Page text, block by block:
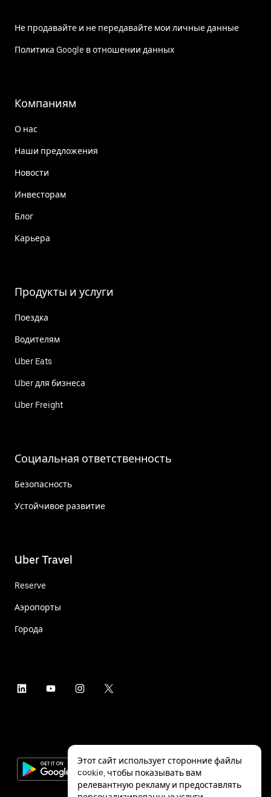
Не продавайте и не передавайте мои личные данные
Политика Google в отношении данных
Компаниям
О нас
Наши предложения
Новости
Инвесторам
Блог
Карьера
Продукты и услуги
Поездка
Водителям
Uber Eats
Uber для бизнеса
Uber Freight
Социальная ответственность
Безопасность
Устойчивое развитие
Uber Travel
Reserve
Аэропорты
Города
Этот сайт использует сторонние файлы
cookie, чтобы показывать вам
релевантную рекламу и предоставлять